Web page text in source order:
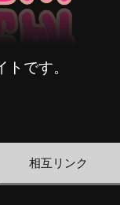
です。
相互リンク